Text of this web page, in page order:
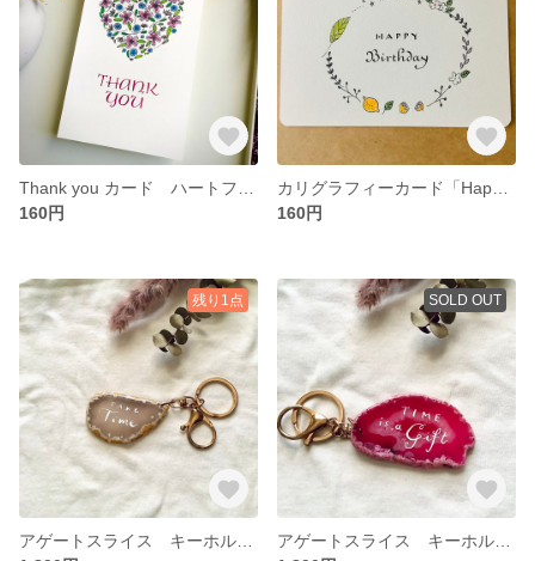
160円
160円
残り1点 SOLD OUT